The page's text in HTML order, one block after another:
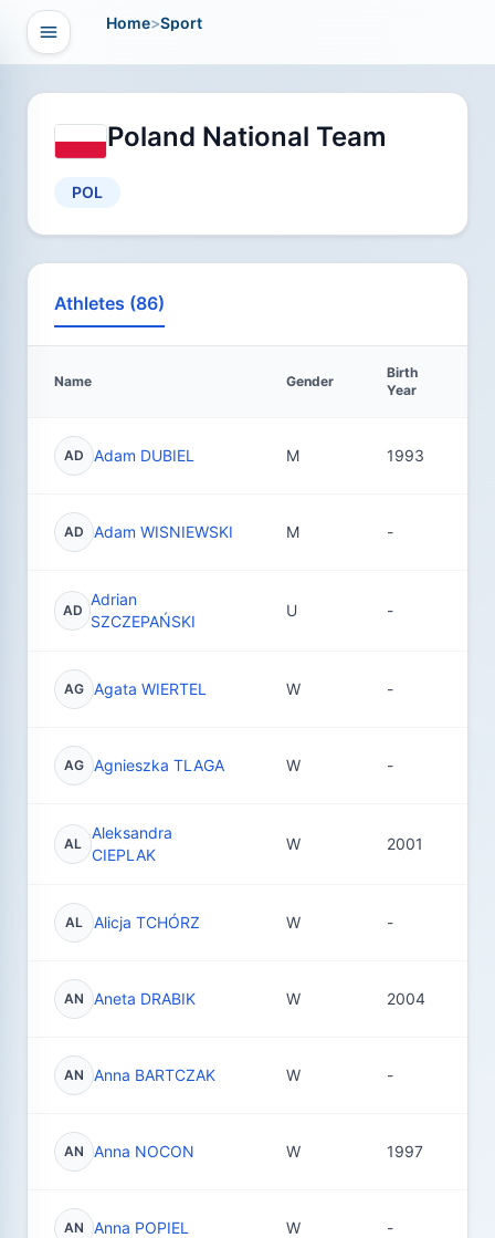
Open navigation
Home>Sport
Poland National Team
POL
Athletes (86)
Name Gender
Birth
Year
AD Adam DUBIEL M 1993
AD Adam WISNIEWSKI M -
AD
Adrian
SZCZEPAŃSKI
U -
AG Agata WIERTEL W -
AG Agnieszka TLAGA W -
AL
Aleksandra
CIEPLAK
W 2001
AL Alicja TCHÓRZ W -
AN Aneta DRABIK W 2004
AN Anna BARTCZAK W -
AN Anna NOCON W 1997
AN Anna POPIEL W -